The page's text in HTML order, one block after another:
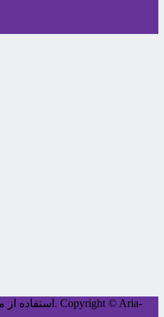
استفاده کليه حقوق اين سايت متعلق به آریا سپهر می‌باشد. Copyright © Aria-